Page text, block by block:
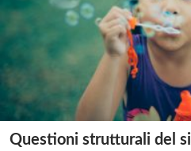
Questioni strutturali del